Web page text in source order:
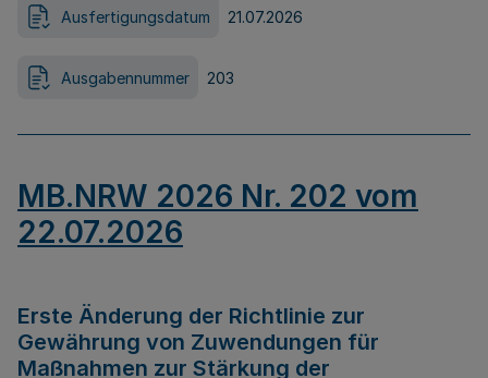
Ausfertigungsdatum 21.07.2026
Ausgabennummer 203
MB.NRW 2026 Nr. 202 vom
22.07.2026
Erste Änderung der Richtlinie zur
Gewährung von Zuwendungen für
Maßnahmen zur Stärkung der